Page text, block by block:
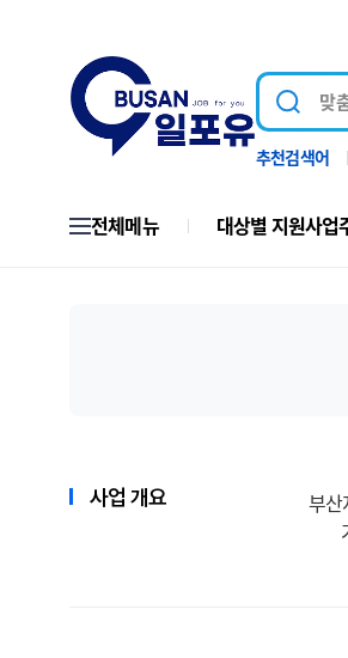
추천검색어
전체메뉴 대상별 지원사업
사업 개요 부산